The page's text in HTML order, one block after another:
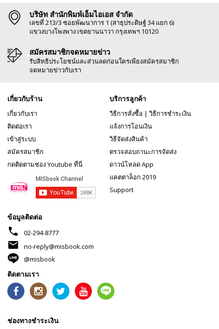
บริษัท สำนักพิมพ์เอ็มไอเอส จำกัด
เลขที่ 213/3 ซอยพัฒนาการ 1 (สาธุประดิษฐ์ 34 แยก 6)
แขวงบางโพงพาง เขตยานนาวา กรุงเทพฯ 10120
สมัครสมาชิกจดหมายข่าว
รับสิทธิประโยชน์และส่วนลดก่อนใครเพียงสมัครสมาชิก
จดหมายข่าวกับเรา
เกี่ยวกับร้าน
เกี่ยวกับเรา
ติดต่อเรา
เข้าสู่ระบบ
สมัครสมาชิก
กดติดตามช่อง Youtube ที่นี่
บริการลูกค้า
วิธีการสั่งซื้อ | วิธีการชำระเงิน
แจ้งการโอนเงิน
วิธีจัดส่งสินค้า
ตรวจสอบถานะการจัดส่ง
ดาวน์โหลด App
แคตตาล็อก 2019
Support
ข้อมูลติดต่อ
phone 02-294-8777
mail
no-reply@misbook.com
@misbook
ติดตามเรา
ช่องทางชำระเงิน